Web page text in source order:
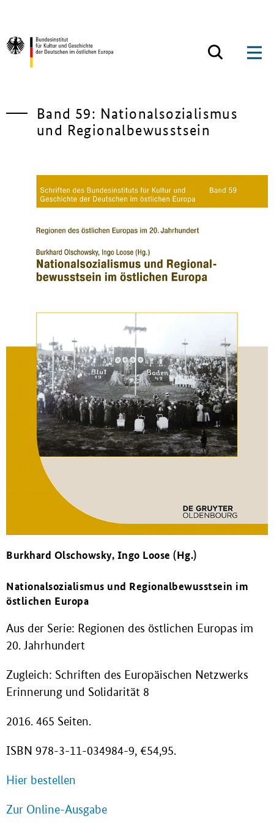
Band 59: Nationalsozialismus
und Regionalbewusstsein
Burkhard Olschowsky, Ingo Loose (Hg.)
Nationalsozialismus und Regionalbewusstsein im
östlichen Europa
Aus der Serie: Regionen des östlichen Europas im
20. Jahrhundert
Zugleich: Schriften des Europäischen Netzwerks
Erinnerung und Solidarität 8
2016. 465 Seiten.
ISBN 978-3-11-034984-9, €54,95.
Hier bestellen
Zur Online-Ausgabe